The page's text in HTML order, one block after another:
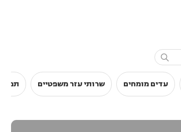

עדים מומחים שרותי עזר משפטיים